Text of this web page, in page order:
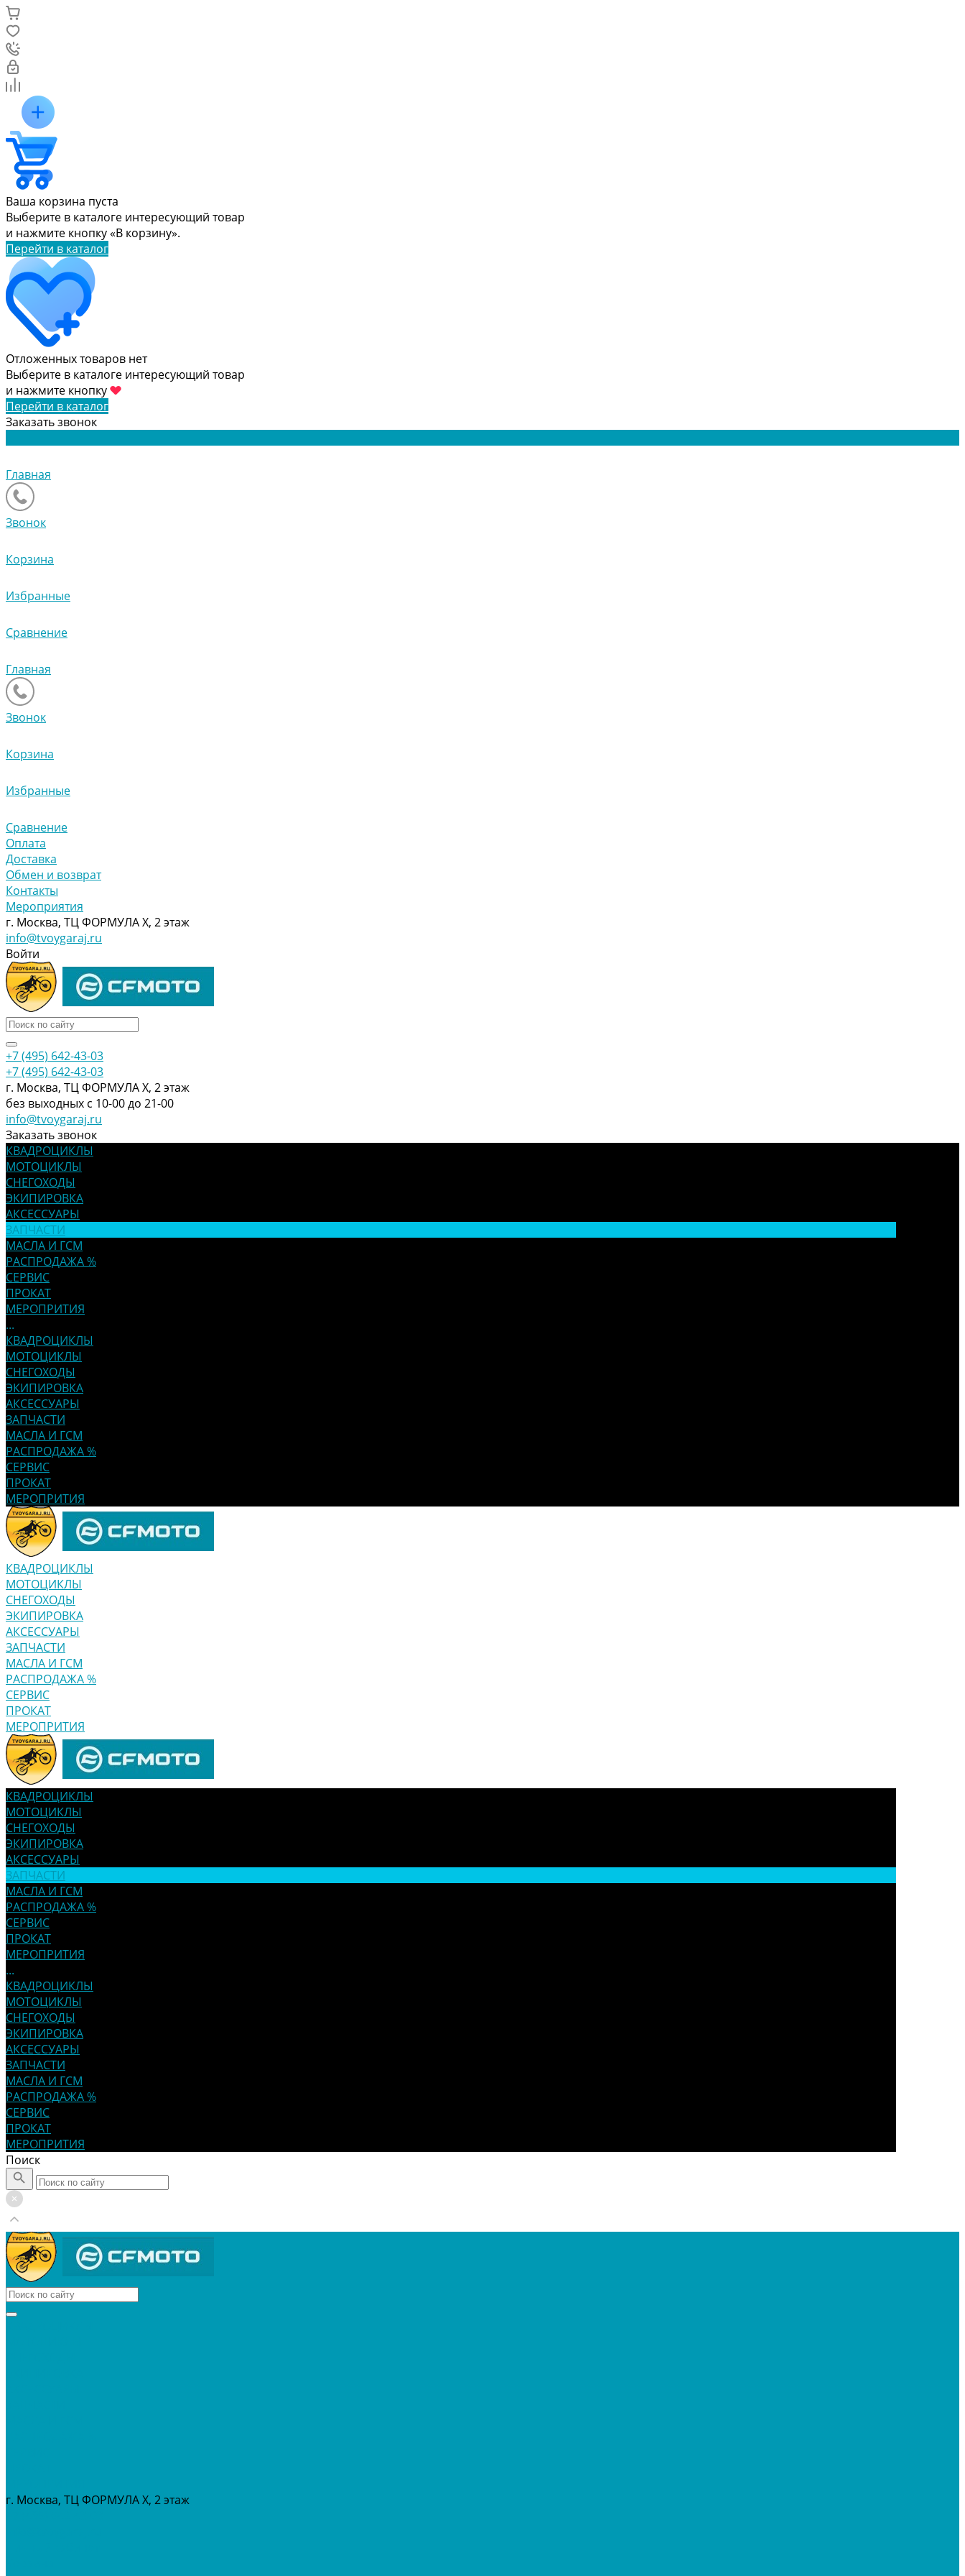
Ваша корзина пуста
Выберите в каталоге интересующий товар
и нажмите кнопку «В корзину».
Перейти в каталог
Отложенных товаров нет
Выберите в каталоге интересующий товар
и нажмите кнопку
Перейти в каталог
Заказать звонок
Главная
Звонок
Корзина
Избранные
Сравнение
Главная
Звонок
Корзина
Избранные
Сравнение
Оплата
Доставка
Обмен и возврат
Контакты
Мероприятия
г. Москва, ТЦ ФОРМУЛА Х, 2 этаж
info@tvoygaraj.ru
Войти
+7 (495) 642-43-03
+7 (495) 642-43-03
г. Москва, ТЦ ФОРМУЛА Х, 2 этаж
без выходных с 10-00 до 21-00
info@tvoygaraj.ru
Заказать звонок
КВАДРОЦИКЛЫ
МОТОЦИКЛЫ
СНЕГОХОДЫ
ЭКИПИРОВКА
АКСЕССУАРЫ
ЗАПЧАСТИ
МАСЛА И ГСМ
РАСПРОДАЖА %
СЕРВИС
ПРОКАТ
МЕРОПРИТИЯ
...
КВАДРОЦИКЛЫ
МОТОЦИКЛЫ
СНЕГОХОДЫ
ЭКИПИРОВКА
АКСЕССУАРЫ
ЗАПЧАСТИ
МАСЛА И ГСМ
РАСПРОДАЖА %
СЕРВИС
ПРОКАТ
МЕРОПРИТИЯ
КВАДРОЦИКЛЫ
МОТОЦИКЛЫ
СНЕГОХОДЫ
ЭКИПИРОВКА
АКСЕССУАРЫ
ЗАПЧАСТИ
МАСЛА И ГСМ
РАСПРОДАЖА %
СЕРВИС
ПРОКАТ
МЕРОПРИТИЯ
КВАДРОЦИКЛЫ
МОТОЦИКЛЫ
СНЕГОХОДЫ
ЭКИПИРОВКА
АКСЕССУАРЫ
ЗАПЧАСТИ
МАСЛА И ГСМ
РАСПРОДАЖА %
СЕРВИС
ПРОКАТ
МЕРОПРИТИЯ
...
КВАДРОЦИКЛЫ
МОТОЦИКЛЫ
СНЕГОХОДЫ
ЭКИПИРОВКА
АКСЕССУАРЫ
ЗАПЧАСТИ
МАСЛА И ГСМ
РАСПРОДАЖА %
СЕРВИС
ПРОКАТ
МЕРОПРИТИЯ
Поиск
г. Москва, ТЦ ФОРМУЛА Х, 2 этаж